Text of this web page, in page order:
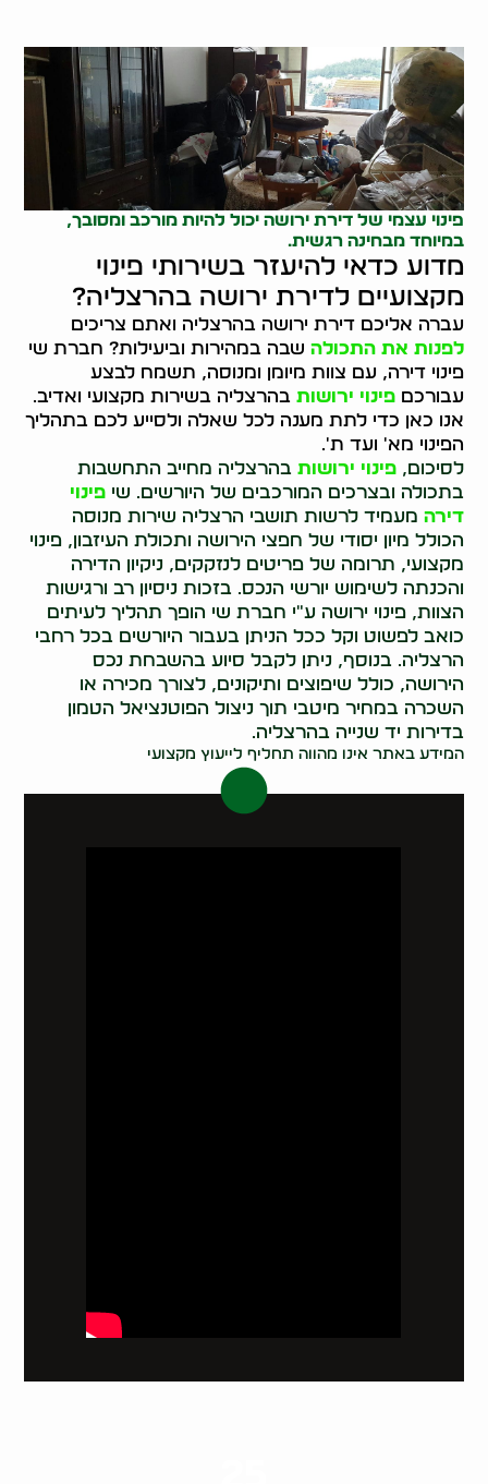
פינוי עצמי של דירת ירושה יכול להיות מורכב ומסובך,
במיוחד מבחינה רגשית.
מדוע כדאי להיעזר בשירותי פינוי
מקצועיים לדירת ירושה בהרצליה?
עברה אליכם דירת ירושה בהרצליה ואתם צריכים
לפנות את התכולה שבה במהירות וביעילות? חברת שי
פינוי דירה, עם צוות מיומן ומנוסה, תשמח לבצע
עבורכםפינוי ירושות בהרצליה בשירות מקצועי ואדיב.
אנו כאן כדי לתת מענה לכל שאלה ולסייע לכם בתהליך
הפינוי מא' ועד ת'.
לסיכום,פינוי ירושות בהרצליה מחייב התחשבות
בתכולה ובצרכים המורכבים של היורשים. שיפינוי
דירה מעמיד לרשות תושבי הרצליה שירות מנוסה
הכולל מיון יסודי של חפצי הירושה ותכולת העיזבון, פינוי
מקצועי, תרומה של פריטים לנזקקים, ניקיון הדירה
והכנתה לשימוש יורשי הנכס. בזכות ניסיון רב ורגישות
הצוות, פינוי ירושה ע"י חברת שי הופך תהליך לעיתים
כואב לפשוט וקל ככל הניתן בעבור היורשים בכל רחבי
הרצליה. בנוסף, ניתן לקבל סיוע בהשבחת נכס
הירושה, כולל שיפוצים ותיקונים, לצורך מכירה או
השכרה במחיר מיטבי תוך ניצול הפוטנציאל הטמון
בדירות יד שנייה בהרצליה.
המידע באתר אינו מהווה תחליף לייעוץ מקצועי